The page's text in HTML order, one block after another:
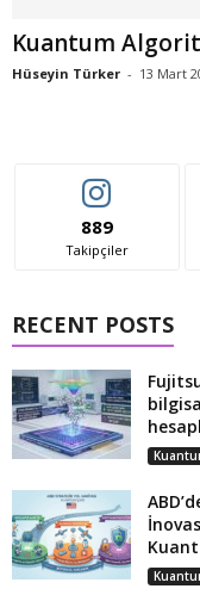
Kuantum
Hüseyin Türker - 13 Mart
889
Takipçiler
RECENT POSTS